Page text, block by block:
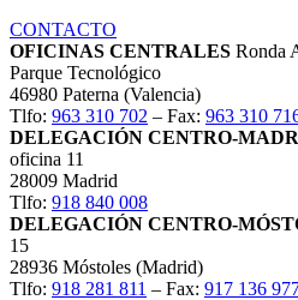
CONTACTO
OFICINAS CENTRALES Ronda
Parque Tecnológico
46980 Paterna (Valencia)
Tlfo: 963 310 702 – Fax: 963 310
DELEGACIÓN CENTRO-
oficina 11
28009 Madrid
Tlfo: 918 840 008
DELEGACIÓN CENTRO-
15
28936 Móstoles (Madrid)
Tlfo: 918 281 811 – Fax: 917 136